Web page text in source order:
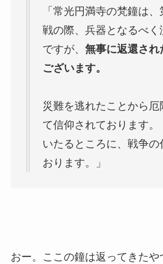
「常光円満寺の梵鐘は
戦の際、兵器となるべく
ですが、 無事に返還され
ございます。
災難を逃れたことから厄
て信仰されております。
いたるところに、戦争の
おります。」
おー。ここの鐘は返ってきたや